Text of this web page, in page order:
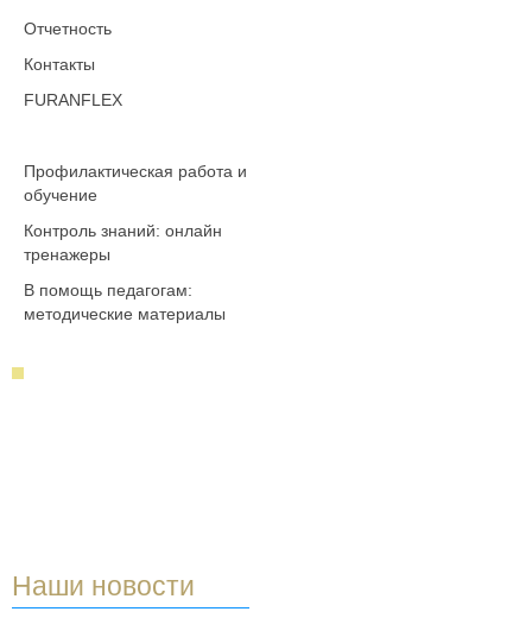
Отчетность
Контакты
FURANFLEX
Профилактическая работа и
обучение
Контроль знаний: онлайн
тренажеры
В помощь педагогам:
методические материалы
Наши новости